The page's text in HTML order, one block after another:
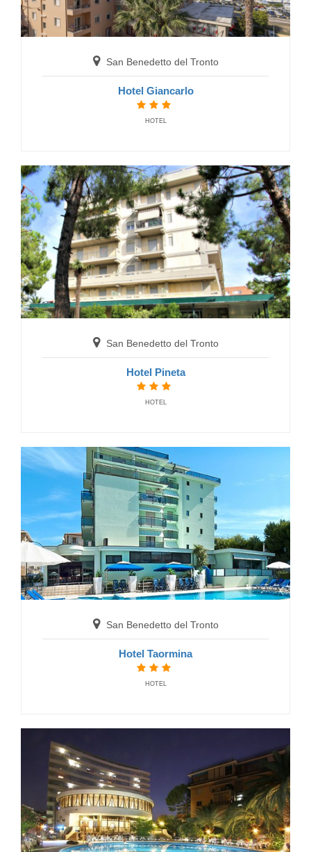
FERIENWOHNUNGEN
San Benedetto del Tronto
BED AND BREAKFAST
San Benedetto del Tronto
Hotel Giancarlo
HOTEL
San Benedetto del Tronto
Hotel Pineta
HOTEL
San Benedetto del Tronto
Hotel Taormina
HOTEL